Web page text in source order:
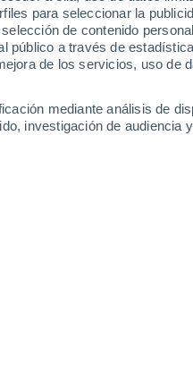
para seleccionar la
de contenido
público a través de
de los servicios, uso de
mediante análisis de
investigación de audiencia